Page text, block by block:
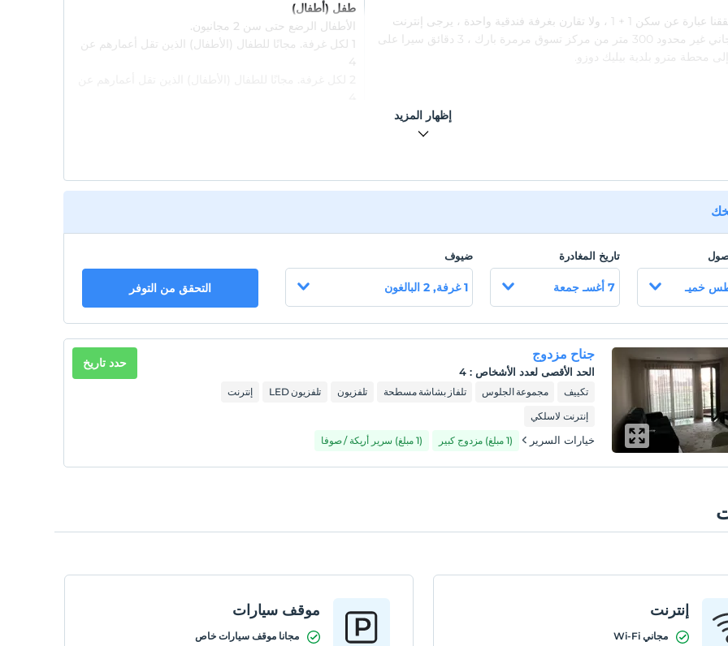
جميع شققنا عبارة عن سكن 1 + 1 ، ولا تقارن بغرفة فندقية واحدة ، يرجى إنترنت
فايبر مجاني غير محدود 300 متر من مركز تسوق مرمرة بارك ، 3 دقائق سيرا على
إلى محطة مترو بلدية بيليك دوزو.
طفل (أطفال)
الأطفال الرضع حتى سن 2 مجانيون.
1 لكل غرفة. مجانًا للطفال (الأطفال) الذين تقل أعمارهم عن
4
إظهار المزيد
تاريخ المغادرة
7 أغسـ جمعة
ضيوف
1 غرفة, 2 البالغون التحقق من التوفر
جناح مزدوج
الحد الأقصى لعدد الأشخاص :
4
تكييف مجموعة الجلوس تلفاز بشاشة مسطحة تلفزيون تلفزيون LED
إنترنت
إنترنت لاسلكي
خيارات السرير (1 مبلغ) مزدوج كبير (1 مبلغ) سرير أريكة / صوفا
حدد تاريخ
إنترنت
مجاني Wi-Fi
موقف سيارات
مجانا موقف سيارات خاص